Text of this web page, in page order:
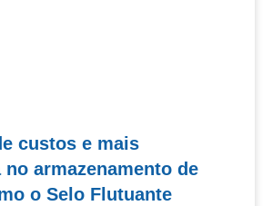
custos e mais
no armazenamento de
o Selo Flutuante